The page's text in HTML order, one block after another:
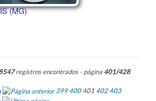
(MG)
registros encontrados - página 401/428
399 400401 402 403